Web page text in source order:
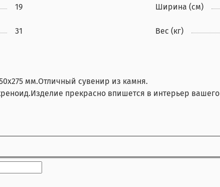
19 Ширина (см)
31 Вес (кг)
мм.Отличный сувенир из камня.
прекрасно впишется в интерьер